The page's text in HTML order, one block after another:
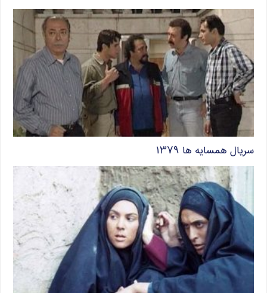
سریال همسایه ها ۱۳۷۹